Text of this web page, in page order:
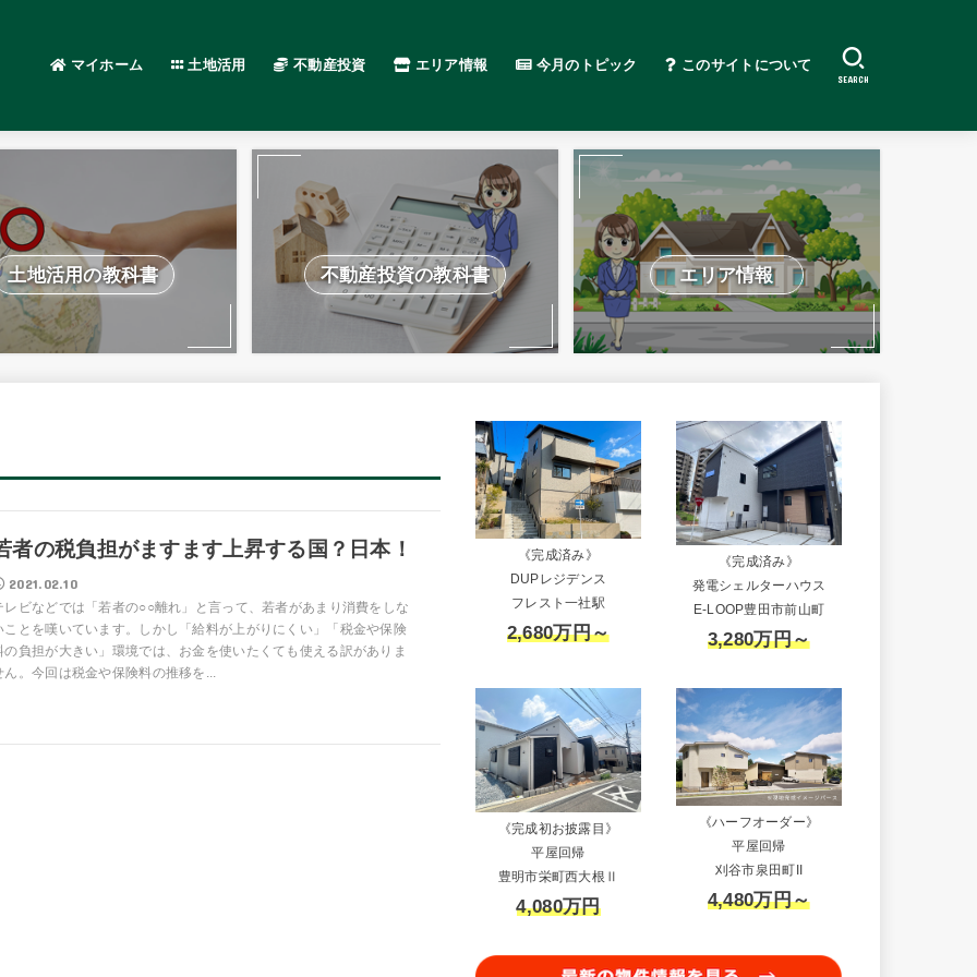
マイホーム 土地活用 不動産投資 エリア情報 今月のトピック このサイトについて
SEARCH
土地活用の教科書 不動産投資の教科書 エリア情報
者の税負担がますます上昇する国？日本！
2021.02.10
レビなどでは「若者の○○離れ」と言って、若者があまり消費をしな
ことを嘆いています。しかし「給料が上がりにくい」「税金や保険
の負担が大きい」環境では、お金を使いたくても使える訳がありま
ん。今回は税金や保険料の推移を...
《完成済み》
DUPレジデンス
フレスト一社駅
2,680万円～
《完成済み》
発電シェルターハウス
E-LOOP豊田市前山町
3,280万円～
《完成初お披露目》
平屋回帰
豊明市栄町西大根Ⅱ
4,080万円
《ハーフオーダー》
平屋回帰
刈谷市泉田町II
4,480万円～